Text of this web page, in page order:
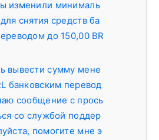
изменили минималь
снятия средств ба
до 150,00 BR
вывести сумму мене
банковским перевод
сообщение с прось
со службой поддер
помогите мне э